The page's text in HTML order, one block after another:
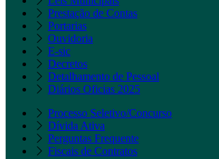
Prestação de Contas
Portarias
Ouvidoria
E-sic
Decretos
Detalhamento de Pessoal
Diários Oficias 2025
Processo Seletivo/Concurso
Dívida Ativa
Perguntas Frequente
Fiscais de Contratos